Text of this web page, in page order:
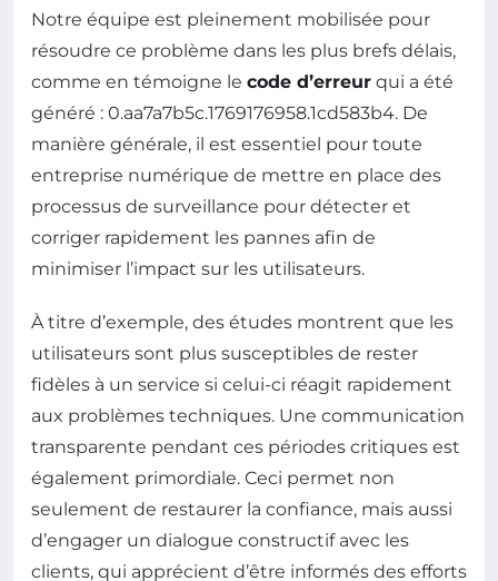
Notre équipe est pleinement mobilisée pour
résoudre ce problème dans les plus brefs délais,
comme en témoigne le code d’erreur qui a été
généré : 0.aa7a7b5c.1769176958.1cd583b4. De
manière générale, il est essentiel pour toute
entreprise numérique de mettre en place des
processus de surveillance pour détecter et
corriger rapidement les pannes afin de
minimiser l’impact sur les utilisateurs.
À titre d’exemple, des études montrent que les
utilisateurs sont plus susceptibles de rester
fidèles à un service si celui-ci réagit rapidement
aux problèmes techniques. Une communication
transparente pendant ces périodes critiques est
également primordiale. Ceci permet non
seulement de restaurer la confiance, mais aussi
d’engager un dialogue constructif avec les
clients, qui apprécient d’être informés des efforts